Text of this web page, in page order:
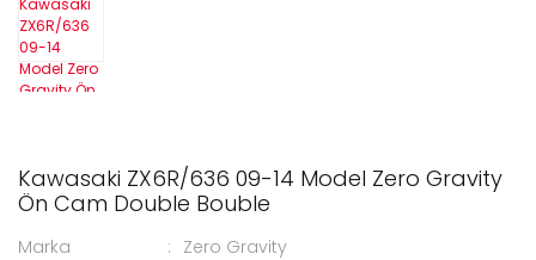
Kawasaki ZX6R/636 09-14 Model Zero Gravity
Ön Cam Double Bouble
Marka
Zero Gravity